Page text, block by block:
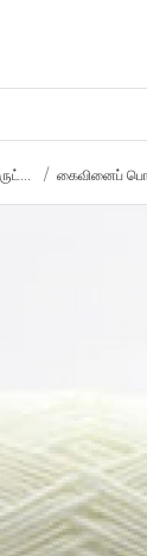
ஸ்டிக்கர் போஸ்டர்
புதிர்
கைவினைப்